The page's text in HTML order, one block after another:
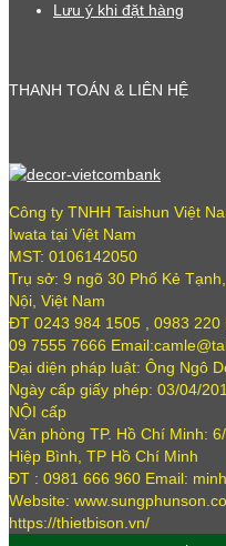
Lưu ý khi đặt hàng
THANH TOÁN & LIÊN HỆ
Công ty TNHH Taishun Việt
Iwata tại Việt Nam
MST: 0106142050
Trụ sở: 9 ngõ 30 Phố Kẻ
Nội, Việt Nam
ĐT 0243 984 1505 , 0983
09 7555 7666
Đại diện pháp luật: Ông Ngô
Ngày cấp giấy phép: 03/04/
NỘI cấp
Văn phòng TP. Hồ Chí Minh:
Hiệp Bình, TP Hồ Chí Minh
ĐT : 0981 666 960 Email:
Website:
https://thietbison.vn/